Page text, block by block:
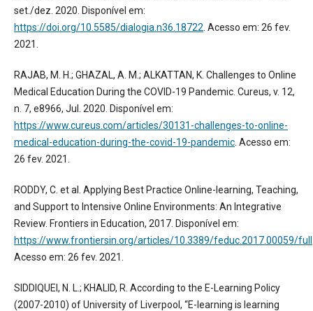
set./dez. 2020. Disponível em:
https://doi.org/10.5585/dialogia.n36.18722 . Acesso em: 26 fev.
2021.
RAJAB, M. H.; GHAZAL, A. M.; ALKATTAN, K. Challenges to Online
Medical Education During the COVID-19 Pandemic. Cureus, v. 12,
n. 7, e8966, Jul. 2020. Disponível em:
https://www.cureus.com/articles/30131-challenges-to-online-
medical-education-during-the-covid-19-pandemic. Acesso em:
26 fev. 2021.
RODDY, C. et al. Applying Best Practice Online-learning, Teaching,
and Support to Intensive Online Environments: An Integrative
Review. Frontiers in Education, 2017. Disponível em:
https://www.frontiersin.org/articles/10.3389/feduc.2017.00059/full
Acesso em: 26 fev. 2021.
SIDDIQUEI, N. L.; KHALID, R. According to the E-Learning Policy
(2007-2010) of University of Liverpool, “E-learning is learning